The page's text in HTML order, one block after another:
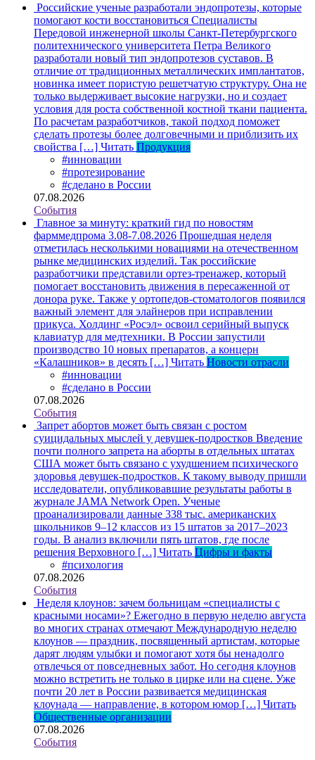
Российские ученые разработали эндопротезы, которые
помогают кости восстановиться Специалисты
Передовой инженерной школы Санкт-Петербургского
политехнического университета Петра Великого
разработали новый тип эндопротезов суставов. В
отличие от традиционных металлических имплантатов,
новинка имеет пористую решетчатую структуру. Она не
только выдерживает высокие нагрузки, но и создает
условия для роста собственной костной ткани пациента.
По расчетам разработчиков, такой подход поможет
сделать протезы более долговечными и приблизить их
свойства […] Читать Продукция
#инновации
#протезирование
#сделано в России
07.08.2026
События
Главное за минуту: краткий гид по новостям
фарммедпрома 3.08-7.08.2026 Прошедшая неделя
отметилась несколькими новациями на отечественном
рынке медицинских изделий. Так российские
разработчики представили ортез-тренажер, который
помогает восстановить движения в пересаженной от
донора руке. Также у ортопедов-стоматологов появился
важный элемент для элайнеров при исправлении
прикуса. Холдинг «Росэл» освоил серийный выпуск
клавиатур для медтехники. В России запустили
производство 10 новых препаратов, а концерн
«Калашников» в десять […] Читать Новости отрасли
#инновации
#сделано в России
07.08.2026
События
Запрет абортов может быть связан с ростом
суицидальных мыслей у девушек-подростков Введение
почти полного запрета на аборты в отдельных штатах
США может быть связано с ухудшением психического
здоровья девушек-подростков. К такому выводу пришли
исследователи, опубликовавшие результаты работы в
журнале JAMA Network Open. Ученые
проанализировали данные 338 тыс. американских
школьников 9–12 классов из 15 штатов за 2017–2023
годы. В анализ включили пять штатов, где после
решения Верховного […] Читать Цифры и факты
#психология
07.08.2026
События
Неделя клоунов: зачем больницам «специалисты с
красными носами»? Ежегодно в первую неделю августа
во многих странах отмечают Международную неделю
клоунов — праздник, посвященный артистам, которые
дарят людям улыбки и помогают хотя бы ненадолго
отвлечься от повседневных забот. Но сегодня клоунов
можно встретить не только в цирке или на сцене. Уже
почти 20 лет в России развивается медицинская
клоунада — направление, в котором юмор […] Читать
Общественные организации
07.08.2026
События